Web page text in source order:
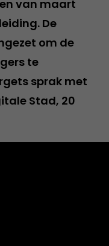
van maart
De
om de
te
sprak met
Stad, 20